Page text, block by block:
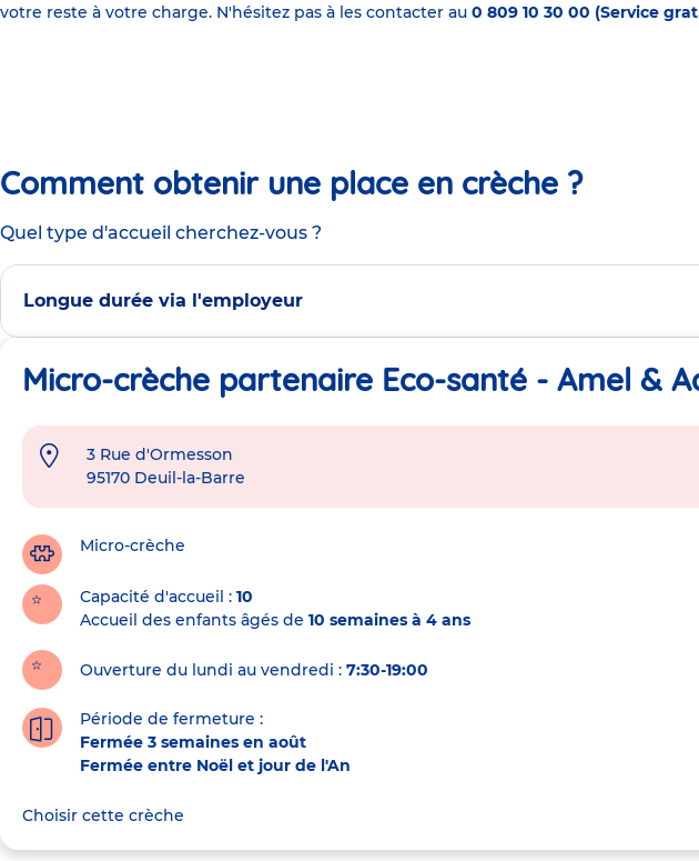
votre reste à votre charge. N'hésitez pas à les contacter au 0 809 10 30 00 (Service
Comment obtenir une place en crèche ?
Quel type d'accueil cherchez-vous ?
Longue durée via l'employeur
Micro-crèche partenaire Eco-santé - Amel &
Adresse
crèche
3 Rue d'Ormesson
95170 Deuil-la-Barre
Micro-crèche
Capacité d'accueil
10
Accueil des enfants âgés de 10 semaines à 4 ans
Ouverture du lundi au vendredi : 7:30-19:00
Période de fermeture :
Fermée 3 semaines en août
Fermée entre Noël et jour de l'An
Choisir cette crèche